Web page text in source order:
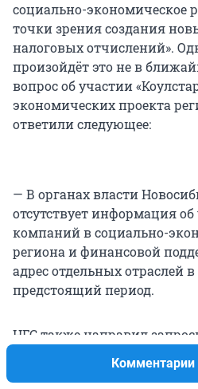
Комментарии
социально-экономическое
точки зрения создания
налоговых отчислений».
произойдёт это не в
вопрос об участии
экономических проекта
ответили следующее:
— В органах власти
отсутствует информация
компаний в социально-
региона и финансовой
адрес отдельных отраслей в
предстоящий период.
НГС также направил
недропользованию в СФО и
вопросами об